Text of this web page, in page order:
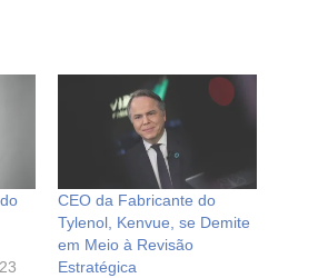
CEO da Fabricante do
Tylenol, Kenvue, se Demite
em Meio à Revisão
Estratégica